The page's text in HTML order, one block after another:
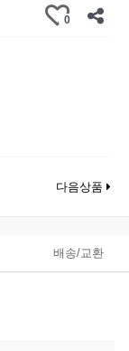
0
다음상품
배송/교환